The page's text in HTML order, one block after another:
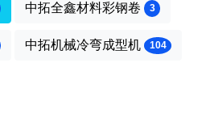
中拓全鑫材料彩钢卷 3
中拓机械冷弯成型机 104